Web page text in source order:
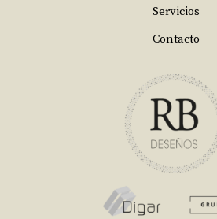
Servicios
Contacto